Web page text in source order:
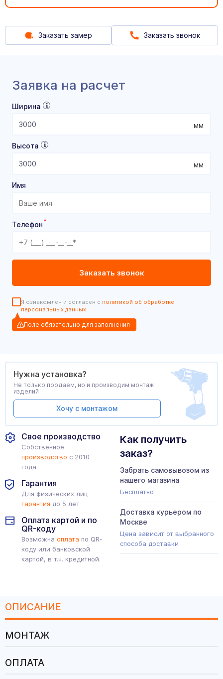
Заказать замер Заказать звонок
Заявка на расчет
Ширина
мм
Высота
мм
Имя
Телефон *
Я ознакомлен и согласен с политикой об обработке
персональных данных
Поле обязательно для заполнения
Свое производство
Собственное
производство с 2010
года.
Гарантия
Для физических лиц
гарантия до 5 лет
Оплата картой и по
QR-коду
Возможна оплата по QR-
коду или банковской
картой, в т.ч. кредитной.
Как получить
заказ?
Забрать самовывозом из
нашего магазина
Бесплатно
Доставка курьером по
Москве
Цена зависит от выбранного
способа доставки
Нужна установка?
Не только продаем, но и производим монтаж
изделий
Хочу с монтажом
ОПИСАНИЕ
МОНТАЖ
ОПЛАТА